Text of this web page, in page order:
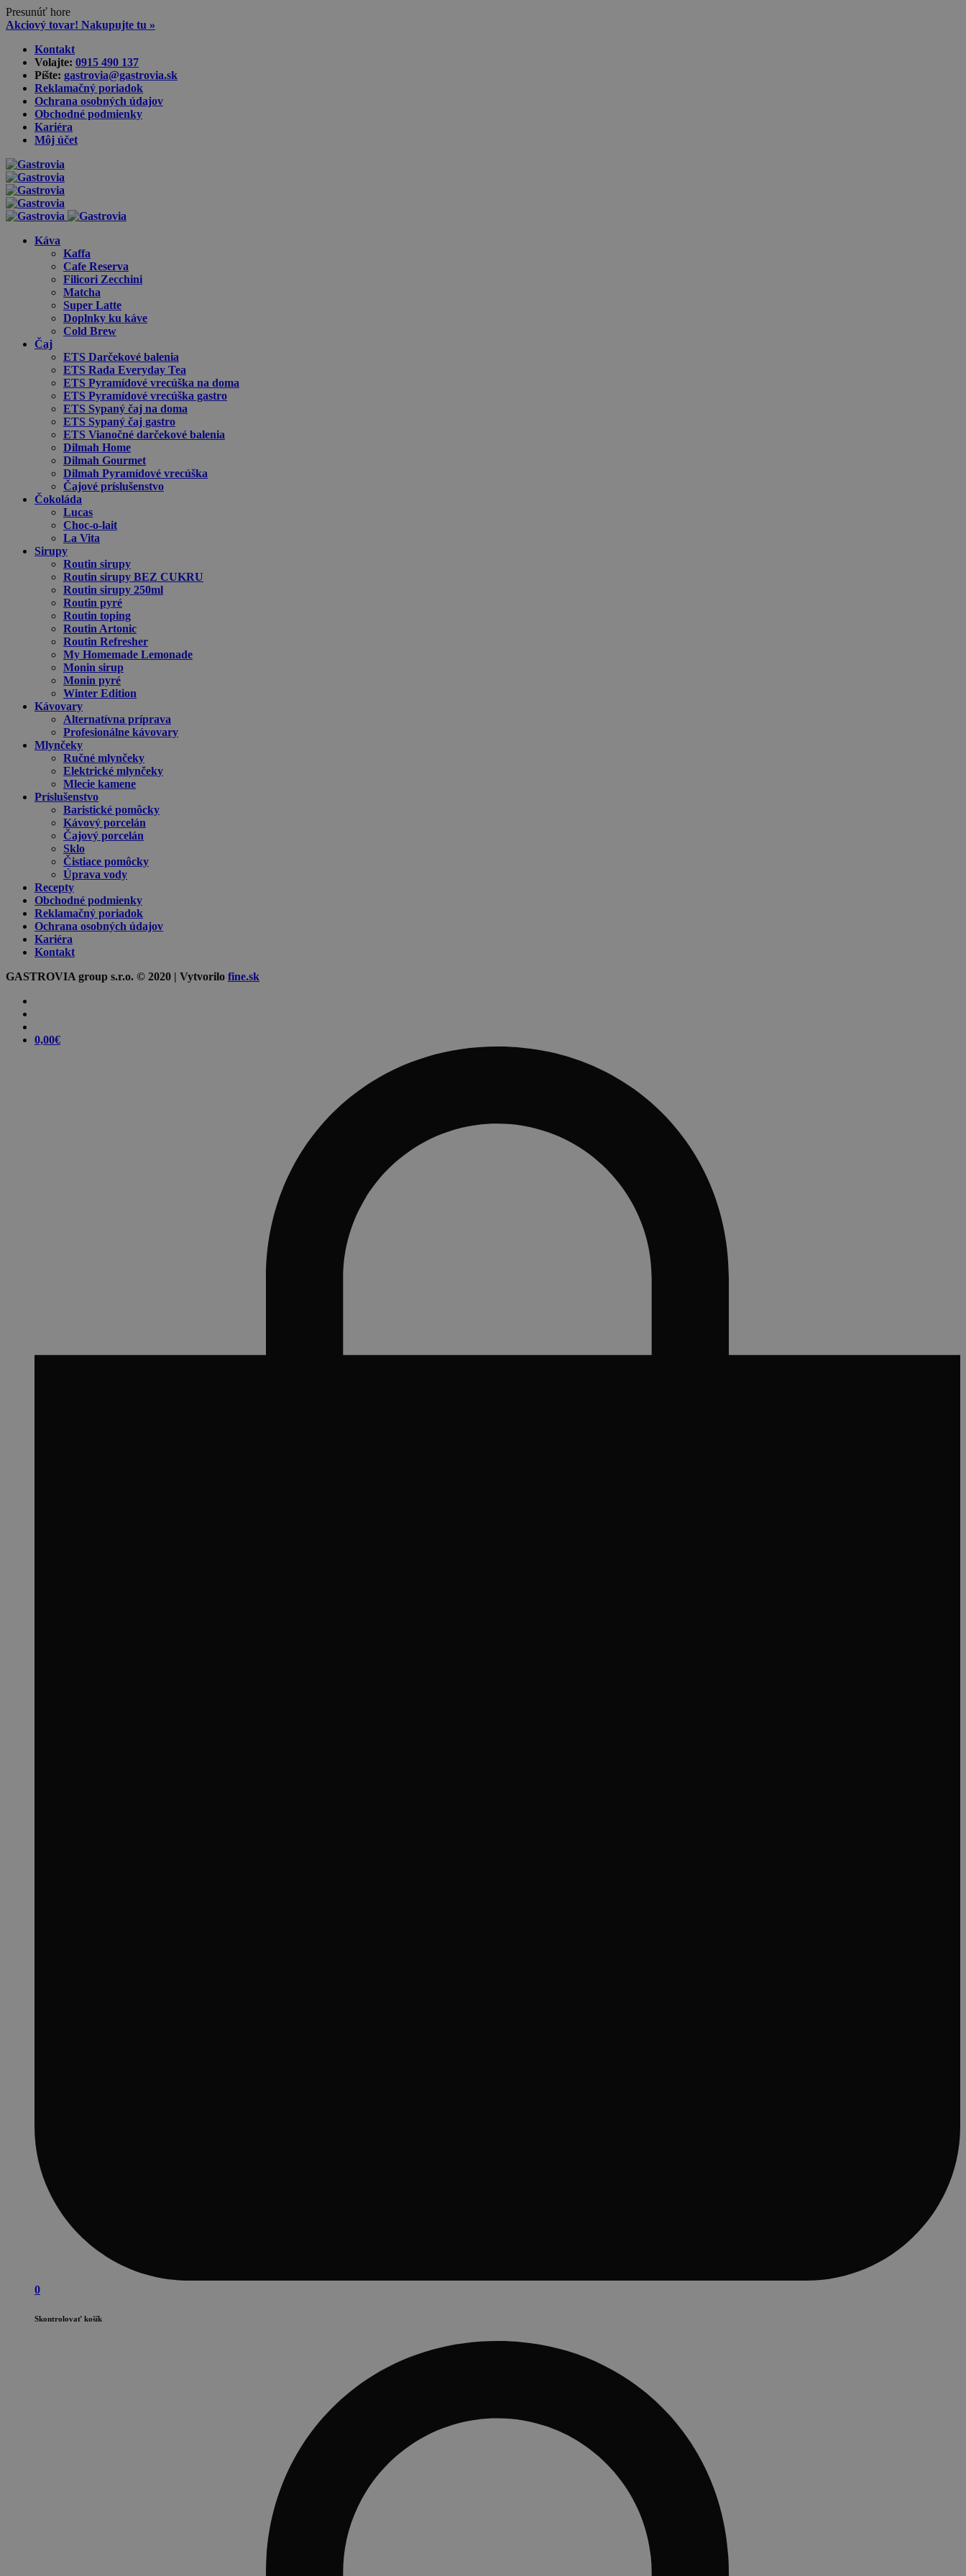
Presunúť hore
Akciový tovar! Nakupujte tu »
content
Kontakt
Volajte: 0915 490 137‬
Píšte: gastrovia@gastrovia.sk‬
Reklamačný poriadok
Ochrana osobných údajov
Obchodné podmienky
Kariéra
Môj účet
Káva
Kaffa
Cafe Reserva
Filicori Zecchini
Matcha
Super Latte
Doplnky ku káve
Cold Brew
Čaj
ETS Darčekové balenia
ETS Rada Everyday Tea
ETS Pyramídové vrecúška na doma
ETS Pyramídové vrecúška gastro
ETS Sypaný čaj na doma
ETS Sypaný čaj gastro
ETS Vianočné darčekové balenia
Dilmah Home
Dilmah Gourmet
Dilmah Pyramídové vrecúška
Čajové príslušenstvo
Čokoláda
Lucas
Choc-o-lait
La Vita
Sirupy
Routin sirupy
Routin sirupy BEZ CUKRU
Routin sirupy 250ml
Routin pyré
Routin toping
Routin Artonic
Routin Refresher
My Homemade Lemonade
Monin sirup
Monin pyré
Winter Edition
Kávovary
Alternatívna príprava
Profesionálne kávovary
Mlynčeky
Ručné mlynčeky
Elektrické mlynčeky
Mlecie kamene
Príslušenstvo
Baristické pomôcky
Kávový porcelán
Čajový porcelán
Sklo
Čistiace pomôcky
Úprava vody
Recepty
Obchodné podmienky
Reklamačný poriadok
Ochrana osobných údajov
Kariéra
Kontakt
GASTROVIA group s.r.o. © 2020 | Vytvorilo fine.sk
0,00€
0
Skontrolovať košík